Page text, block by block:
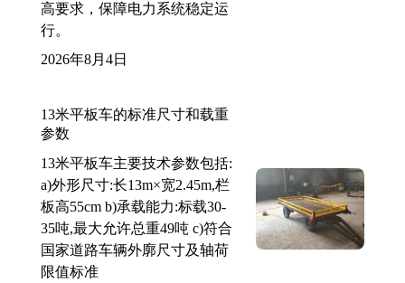
高要求，保障电力系统稳定运
行。
2026年8月4日
13米平板车的标准尺寸和载重
参数
13米平板车主要技术参数包括:
a)外形尺寸:长13m×宽2.45m,栏
板高55cm b)承载能力:标载30-
35吨,最大允许总重49吨 c)符合
国家道路车辆外廓尺寸及轴荷
限值标准